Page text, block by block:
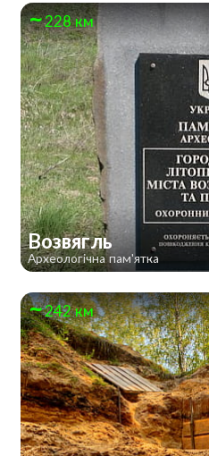
228 км
Возвягль
Археологічна пам'ятка
242 км